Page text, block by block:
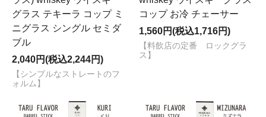
グラス テキーラ コップ ミ
ニグラス シングル セミダ
ブル
2,040円(税込2,244円)
【シンプルなストレートのフ
ォルム】
コップ お冷 チェーサー
1,560円(税込1,716円)
【料飲店の定番 ロックグラ
ス】